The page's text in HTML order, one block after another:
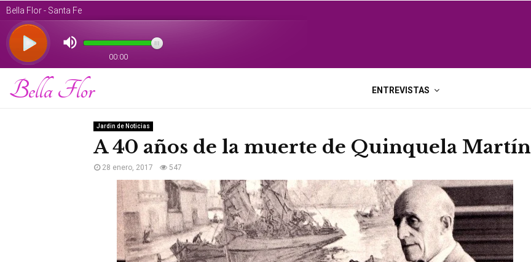
Bella Flor ENTREVISTAS
Jardin de Noticias
A 40 años de la muerte de Quinquela Martín
28 enero, 2017 547